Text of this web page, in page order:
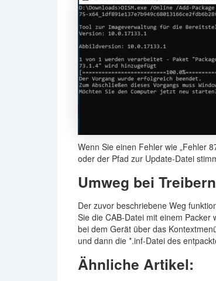
Wenn Sie einen Fehler wie „Fehler
oder der Pfad zur Update-Datei
Umweg bei Treibern
Der zuvor beschriebene Weg
Sie die CAB-Datei mit einem Packer
bei dem Gerät über das
und dann die *.inf-Datei des
Ähnliche Artikel: